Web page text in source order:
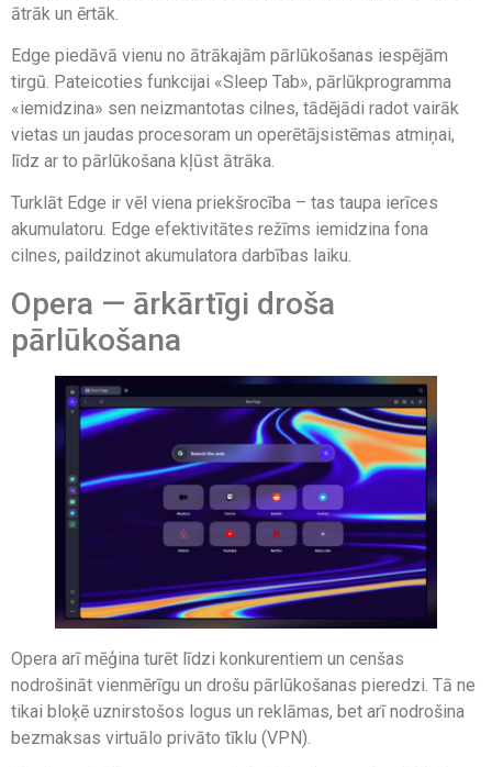
ātrāk un ērtāk.
Edge piedāvā vienu no ātrākajām pārlūkošanas iespējām
tirgū. Pateicoties funkcijai «Sleep Tab», pārlūkprogramma
«iemidzina» sen neizmantotas cilnes, tādējādi radot vairāk
vietas un jaudas procesoram un operētājsistēmas atmiņai,
līdz ar to pārlūkošana kļūst ātrāka.
Turklāt Edge ir vēl viena priekšrocība – tas taupa ierīces
akumulatoru. Edge efektivitātes režīms iemidzina fona
cilnes, paildzinot akumulatora darbības laiku.
Opera — ārkārtīgi droša
pārlūkošana
Opera arī mēģina turēt līdzi konkurentiem un cenšas
nodrošināt vienmērīgu un drošu pārlūkošanas pieredzi. Tā ne
tikai bloķē uznirstošos logus un reklāmas, bet arī nodrošina
bezmaksas virtuālo privāto tīklu (VPN).